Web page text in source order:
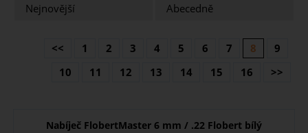
Nejnovější
Abecedně
<< 1 2 3 4 5 6 7 8
9
10
11 12 13 14 15 16 >>
Nabíječ FlobertMaster 6 mm / .22 Flobert bílý